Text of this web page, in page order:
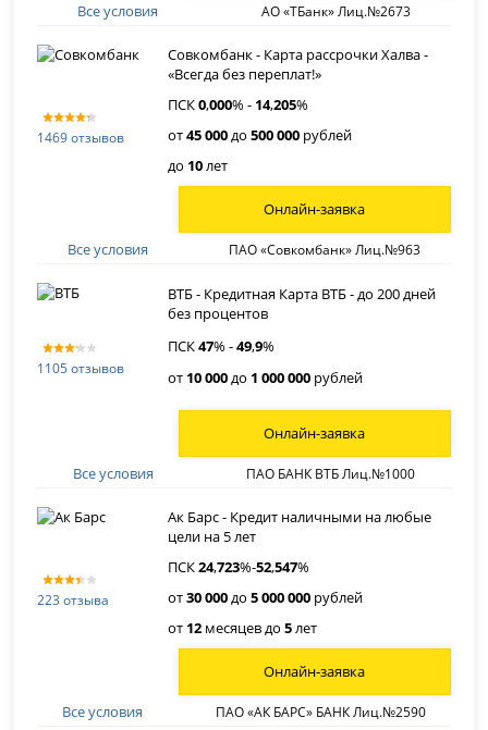
Все условия АО «ТБанк» Лиц.№2673
1469 отзывов
Совкомбанк - Карта рассрочки Халва -
«Всегда без переплат!»
ПСК0,000% - 14,205%
от45 000до500 000 рублей
до 10лет
Все условия ПАО «Совкомбанк» Лиц.№963
Онлайн-заявка
1105 отзывов
ВТБ - Кредитная Карта ВТБ - до 200 дней
без процентов
ПСК47% -49,9%
от 10 000до 1 000 000 рублей
Все условия ПАО БАНК ВТБ Лиц.№1000
Онлайн-заявка
223 отзыва
Ак Барс - Кредит наличными на любые
цели на 5 лет
ПСК24,723%-52,547%
от30 000до5 000 000 рублей
от 12 месяцев до5лет
Все условия ПАО «АК БАРС» БАНК Лиц.№2590
Онлайн-заявка